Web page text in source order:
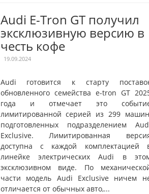
Audi E-Tron GT получил
эксклюзивную версию в
честь кофе
19.09.2024
Audi готовится к старту
обновленного семейства e-tron GT
года и отмечает это
лимитированной серией из 299
подготовленных подразделением
Exclusive. Лимитированная
доступна с каждой комплектацией
линейке электрических Audi в
эксклюзивном виде. По
части модель Audi Exclusive ничем
отличается от обычных авто,...